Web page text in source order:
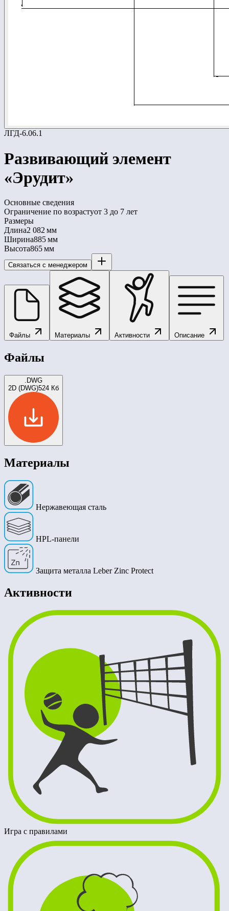
ЛГД-6.06.1
Развивающий элемент
«Эрудит»
Основные сведения
Ограничение по возрастуот 3 до 7 лет
Размеры
Длина2 082 мм
Ширина885 мм
Высота865 мм
Связаться с менеджером
Файлы Материалы Активности Описание
Файлы
.DWG
2D (DWG)524 Кб
Материалы
Нержавеющая сталь
HPL-панели
Защита металла Leber Zinc Protect
Активности
Игра с правилами